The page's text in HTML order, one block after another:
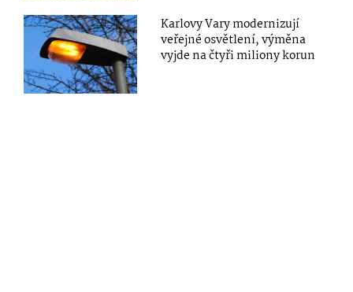
Karlovy Vary modernizují
veřejné osvětlení, výměna
vyjde na čtyři miliony korun